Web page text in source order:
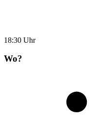
18:30 Uhr
Wo?